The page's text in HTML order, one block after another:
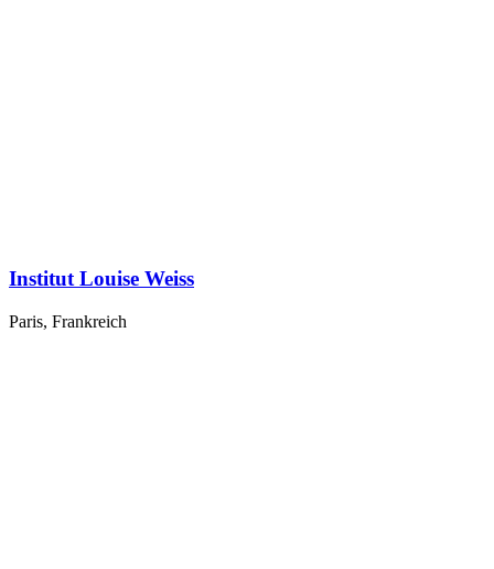
Institut Louise Weiss
Paris, Frankreich